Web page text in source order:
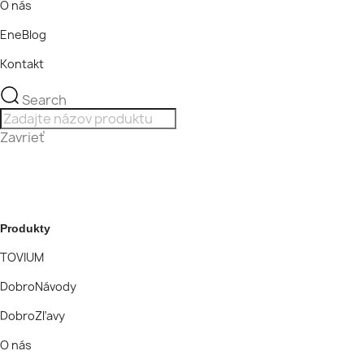
O nás
EneBlog
Kontakt
Search
Zavrieť
Produkty
TOVIUM
DobroNávody
DobroZľavy
O nás